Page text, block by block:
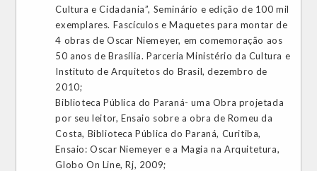
Cultura e Cidadania”, Seminário e edição de 100 mil
exemplares. Fascículos e Maquetes para montar de
4 obras de Oscar Niemeyer, em comemoração aos
50 anos de Brasília. Parceria Ministério da Cultura e
Instituto de Arquitetos do Brasil, dezembro de
2010;
Biblioteca Pública do Paraná- uma Obra projetada
por seu leitor, Ensaio sobre a obra de Romeu da
Costa, Biblioteca Pública do Paraná, Curitiba,
Ensaio: Oscar Niemeyer e a Magia na Arquitetura,
Globo On Line, Rj, 2009;